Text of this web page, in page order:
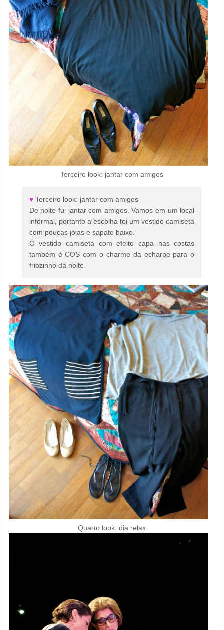
Terceiro look: jantar com amigos
♥ Terceiro look: jantar com amigos
De noite fui jantar com amigos. Vamos em um local
informal, portanto a escolha foi um vestido camiseta
com poucas jóias e sapato baixo.
O vestido camiseta com efeito capa nas costas
também é COS com o charme da echarpe para o
friozinho da noite.
Quarto look: dia relax